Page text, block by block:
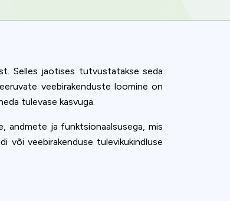
Selles jaotises tutvustatakse seda
veebirakenduste loomine on
tulevase kasvuga.
andmete ja funktsionaalsusega, mis
või veebirakenduse tulevikukindluse